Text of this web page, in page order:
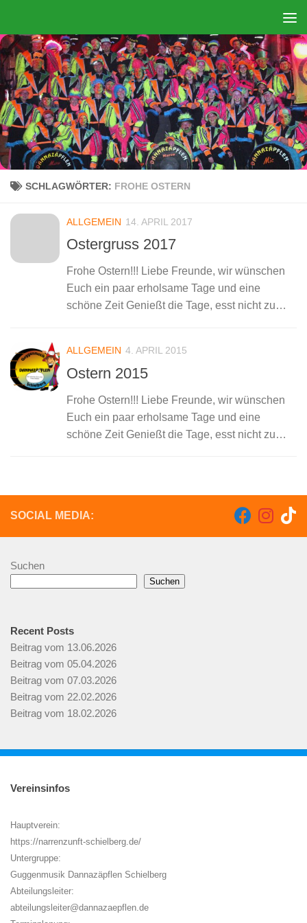
SCHLAGWÖRTER: FROHE OSTERN
ALLGEMEIN 14. APRIL 2017
Ostergruss 2017
Frohe Ostern!!! Liebe Freunde, wir wünschen
Euch ein paar erholsame Tage und eine
schöne Zeit Genießt die Tage, esst nicht zu
wie Ihr...
ALLGEMEIN 4. APRIL 2015
Ostern 2015
Frohe Ostern!!! Liebe Freunde, wir wünschen
Euch ein paar erholsame Tage und eine
schöne Zeit Genießt die Tage, esst nicht zu
SOCIAL MEDIA:
Suchen
Suchen
Recent Posts
Beitrag vom 13.06.2026
Beitrag vom 05.04.2026
Beitrag vom 07.03.2026
Beitrag vom 22.02.2026
Beitrag vom 18.02.2026
Vereinsinfos
Hauptverein:
https://narrenzunft-schielberg.de/
Untergruppe:
Guggenmusik Dannazäpflen Schielberg
Abteilungsleiter:
abteilungsleiter@dannazaepflen.de